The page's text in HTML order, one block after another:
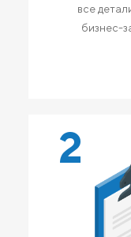
все
бизнес-
2